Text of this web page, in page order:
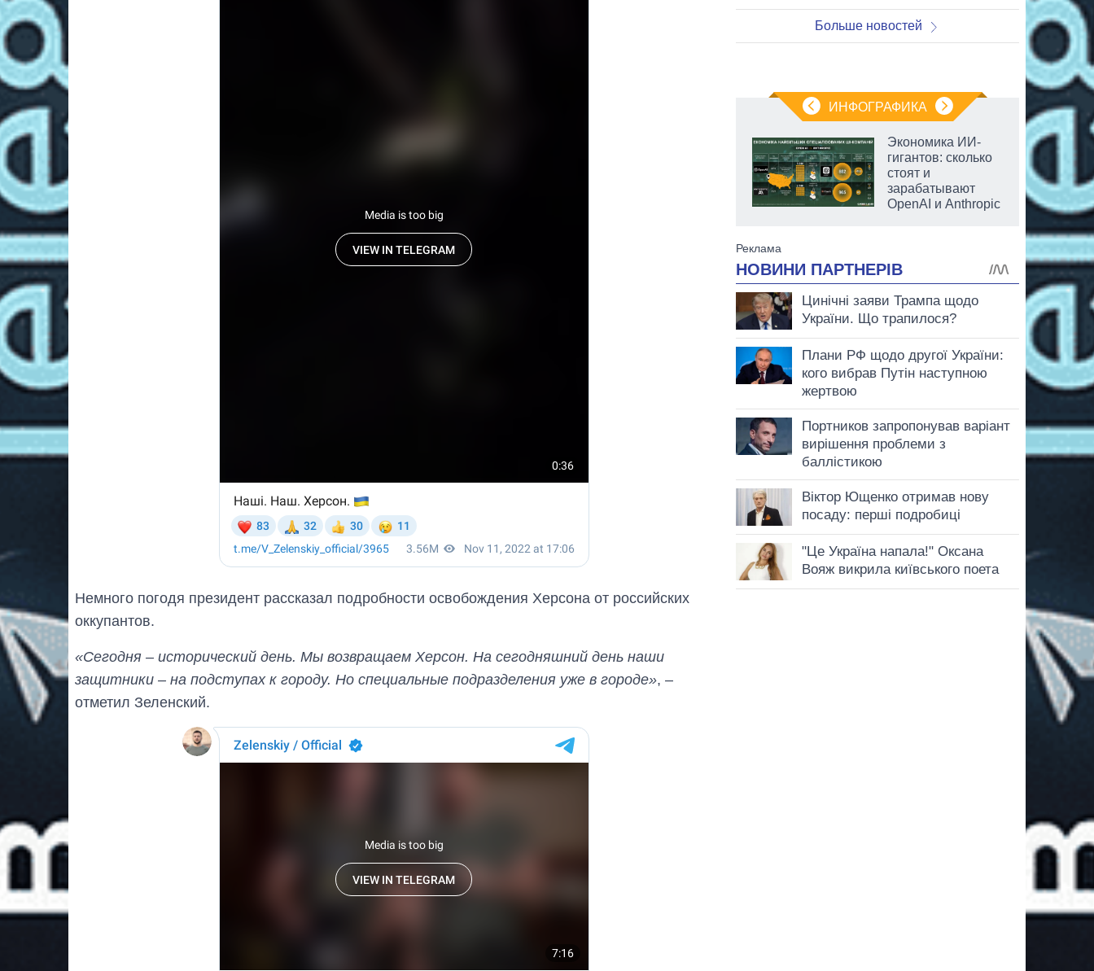
Немного погодя президент рассказал подробности освобождения Херсона от российских
оккупантов.
«Сегодня – исторический день. Мы возвращаем Херсон. На сегодняшний день наши
защитники – на подступах к городу. Но специальные подразделения уже в городе», –
отметил Зеленский.
Больше новостей
ИНФОГРАФИКА
Экономика ИИ-
гигантов: сколько
стоят и
зарабатывают
OpenAI и Anthropic